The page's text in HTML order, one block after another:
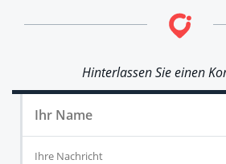
Hinterlassen Sie einen